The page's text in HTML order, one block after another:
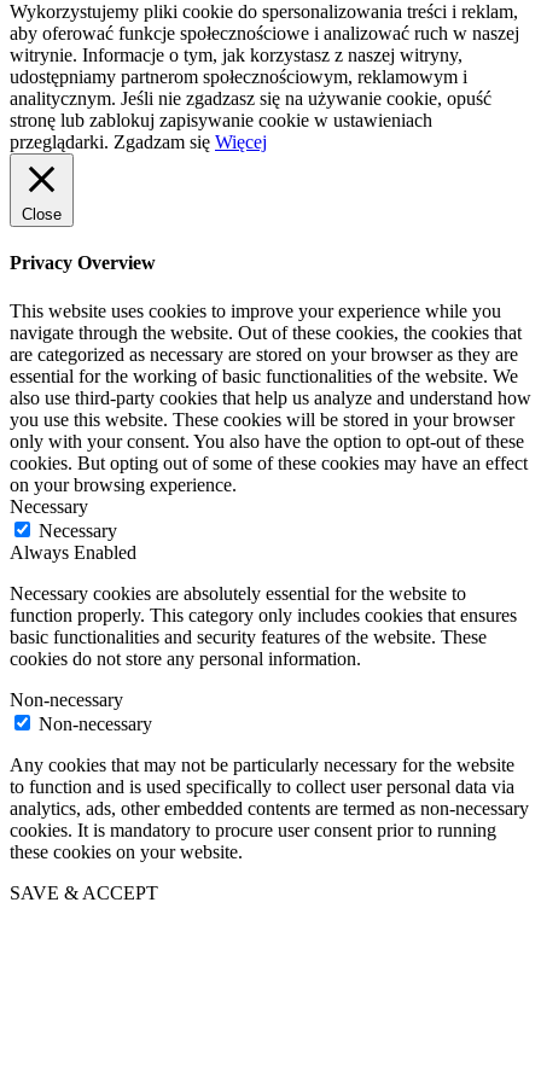
Wykorzystujemy pliki cookie do spersonalizowania treści i reklam,
aby oferować funkcje społecznościowe i analizować ruch w naszej
witrynie. Informacje o tym, jak korzystasz z naszej witryny,
udostępniamy partnerom społecznościowym, reklamowym i
analitycznym. Jeśli nie zgadzasz się na używanie cookie, opuść
stronę lub zablokuj zapisywanie cookie w ustawieniach
przeglądarki. Zgadzam się Więcej
Close
Privacy Overview
This website uses cookies to improve your experience while you
navigate through the website. Out of these cookies, the cookies that
are categorized as necessary are stored on your browser as they are
essential for the working of basic functionalities of the website. We
also use third-party cookies that help us analyze and understand how
you use this website. These cookies will be stored in your browser
only with your consent. You also have the option to opt-out of these
cookies. But opting out of some of these cookies may have an effect
on your browsing experience.
Necessary
Necessary
Always Enabled
Necessary cookies are absolutely essential for the website to
function properly. This category only includes cookies that ensures
basic functionalities and security features of the website. These
cookies do not store any personal information.
Non-necessary
Non-necessary
Any cookies that may not be particularly necessary for the website
to function and is used specifically to collect user personal data via
analytics, ads, other embedded contents are termed as non-necessary
cookies. It is mandatory to procure user consent prior to running
these cookies on your website.
SAVE & ACCEPT